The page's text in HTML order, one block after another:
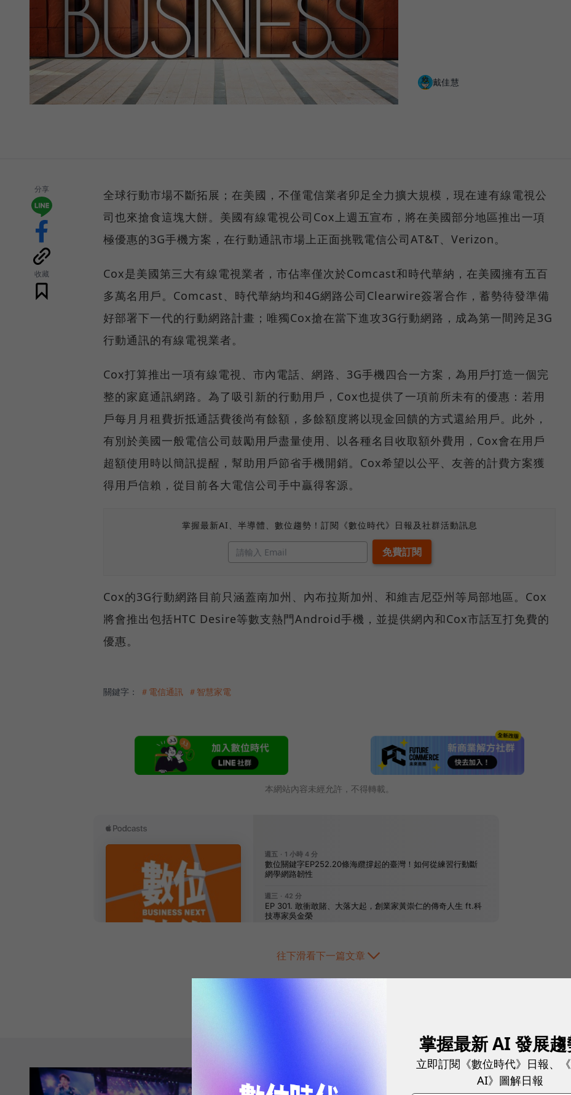
戴佳慧
分享
收藏
全球行動市場不斷拓展；在美國，不僅電信業者卯足全力擴大規模，現在連有線電視公
司也來搶食這塊大餅。美國有線電視公司Cox上週五宣布，將在美國部分地區推出一項
極優惠的3G手機方案，在行動通訊市場上正面挑戰電信公司AT&T、Verizon。
Cox是美國第三大有線電視業者，市佔率僅次於Comcast和時代華納，在美國擁有五百
多萬名用戶。Comcast、時代華納均和4G網路公司Clearwire簽署合作，蓄勢待發準備
好部署下一代的行動網路計畫；唯獨Cox搶在當下進攻3G行動網路，成為第一間跨足3G
行動通訊的有線電視業者。
Cox打算推出一項有線電視、市內電話、網路、3G手機四合一方案，為用戶打造一個完
整的家庭通訊網路。為了吸引新的行動用戶，Cox也提供了一項前所未有的優惠：若用
戶每月月租費折抵通話費後尚有餘額，多餘額度將以現金回饋的方式還給用戶。此外，
有別於美國一般電信公司鼓勵用戶盡量使用、以各種名目收取額外費用，Cox會在用戶
超額使用時以簡訊提醒，幫助用戶節省手機開銷。Cox希望以公平、友善的計費方案獲
得用戶信賴，從目前各大電信公司手中贏得客源。
掌握最新AI、半導體、數位趨勢！訂閱《數位時代》日報及社群活動訊息
Cox的3G行動網路目前只涵蓋南加州、內布拉斯加州、和維吉尼亞州等局部地區。Cox
將會推出包括HTC Desire等數支熱門Android手機，並提供網內和Cox市話互打免費的
優惠。
關鍵字： ＃電信通訊 ＃智慧家電
本網站內容未經允許，不得轉載。
往下滑看下一篇文章
3C生活
掌握最新 AI 發展趨
立即訂閱《數位時代》日報、
AI》圖解日報